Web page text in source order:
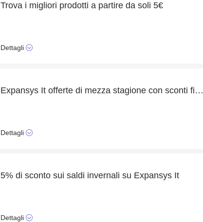
Trova i migliori prodotti a partire da soli 5€
Dettagli
Expansys It offerte di mezza stagione con sconti fino al 5%
Dettagli
5% di sconto sui saldi invernali su Expansys It
Dettagli